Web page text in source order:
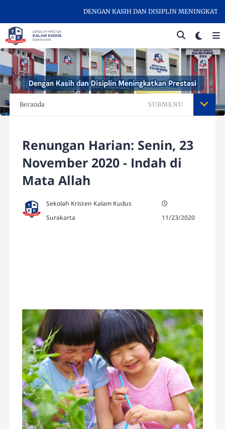
DENGAN KASIH DAN DISIPLIN MENINGKATKAN
Beranda SUBMENU
Renungan Harian: Senin, 23
November 2020 - Indah di
Mata Allah
Sekolah Kristen Kalam Kudus
Surakarta
11/23/2020